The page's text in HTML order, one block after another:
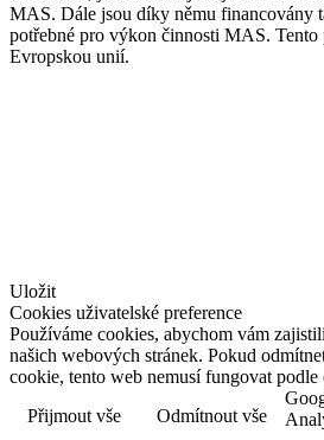
MAS. Dále jsou díky němu financovány
potřebné pro výkon činnosti MAS. Tento
Evropskou unií.
Uložit
Cookies uživatelské preference
Používáme cookies, abychom vám
našich webových stránek. Pokud
cookie, tento web nemusí fungovat podle
Přijmout vše
Odmítnout vše